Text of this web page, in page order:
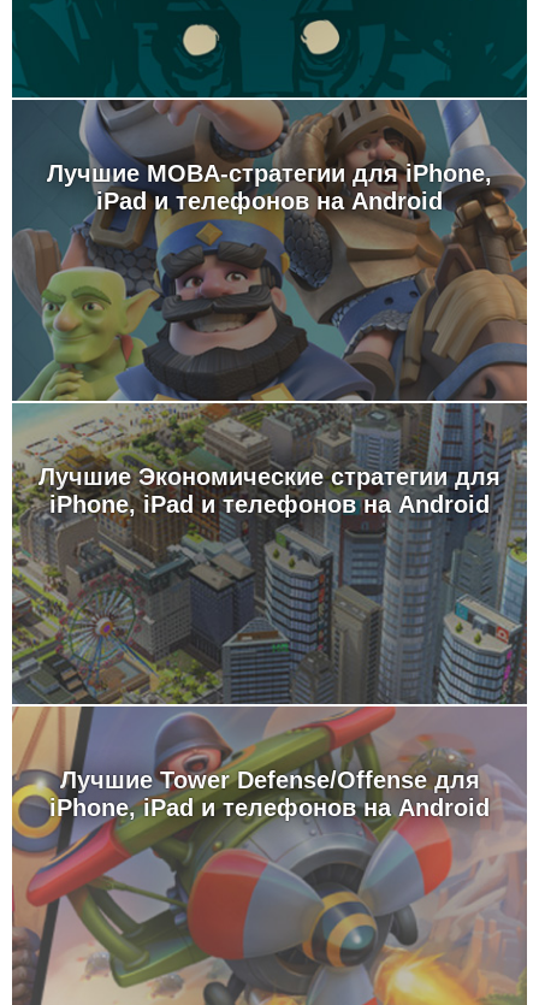
Лучшие MOBA-стратегии для iPhone,
iPad и телефонов на Android
Лучшие Экономические стратегии для
iPhone, iPad и телефонов на Android
Лучшие Tower Defense/Offense для
iPhone, iPad и телефонов на Android